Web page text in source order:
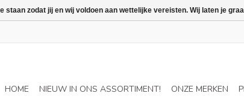
HOME NIEUW IN ONS ASSORTIMENT! ONZE MERKEN
zodat jij en wij voldoen aan wettelijke vereisten. Wij laten je